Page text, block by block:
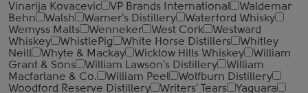
Vinarija Kovacevic
VP Brands International
Waldemar
Behn
Walsh Warner's Distillery
Waterford Whisky
Wemyss Malts
Wenneker West Cork
Westward
Whiskey
WhistlePig White Horse Distillers
Whitley
Neill
Whyte & Mackay Wicklow Hills Whiskey
William
Grant & Sons
William Lawson's Distillery
William
Macfarlane & Co.
William Peel
Wolfburn Distillery
Woodford Reserve Distillery
Writers' Tears
Yaguara